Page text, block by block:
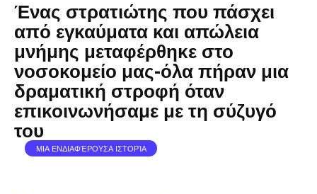
Ένας στρατιώτης που πάσχει
από εγκαύματα και απώλεια
μνήμης μεταφέρθηκε στο
νοσοκομείο μας-όλα πήραν μια
δραματική στροφή όταν
επικοινωνήσαμε με τη σύζυγό
του
ΜΙΑ ΕΝΔΙΑΦΈΡΟΥΣΑ ΙΣΤΟΡΊΑ